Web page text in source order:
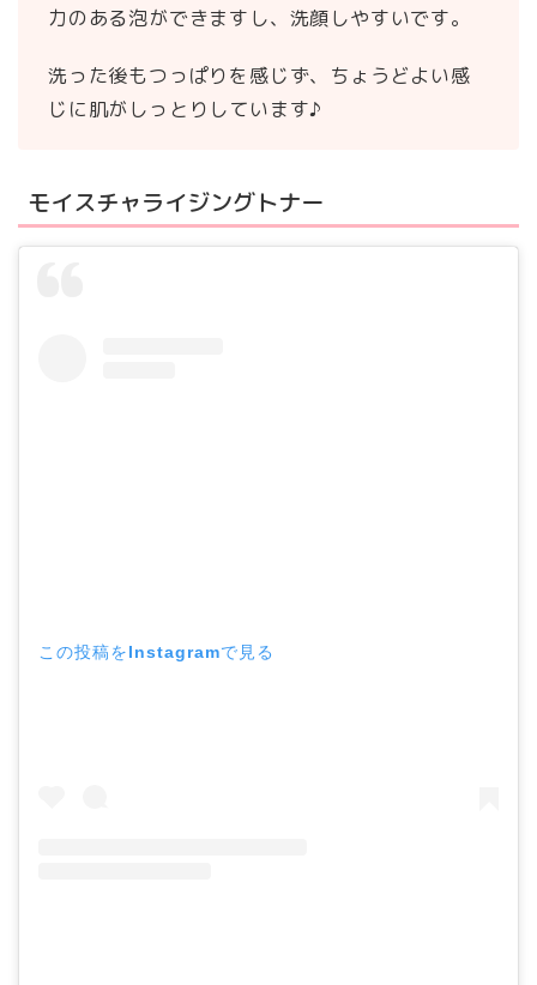
力のある泡ができますし、洗顔しやすいです。
洗った後もつっぱりを感じず、ちょうどよい感
じに肌がしっとりしています♪
モイスチャライジングトナー
この投稿をInstagramで見る